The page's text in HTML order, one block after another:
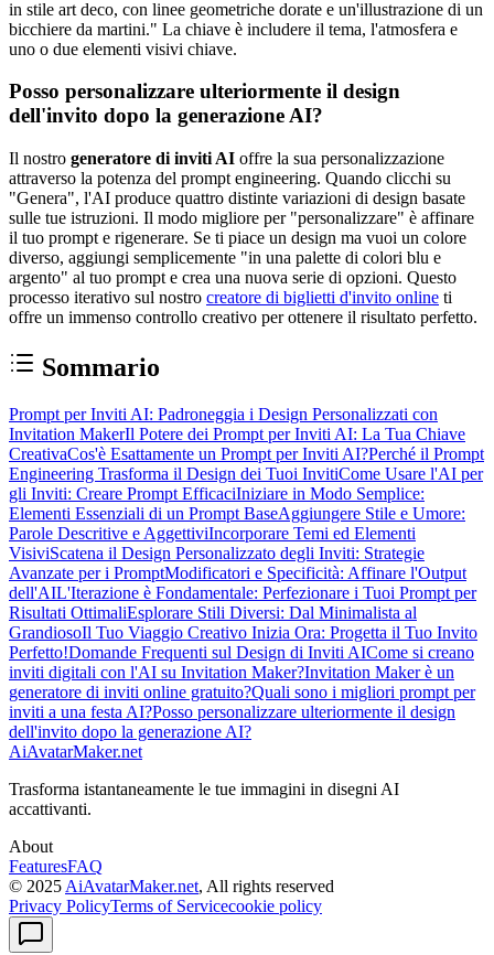
in stile art deco, con linee geometriche dorate e un'illustrazione di un
bicchiere da martini." La chiave è includere il tema, l'atmosfera e
uno o due elementi visivi chiave.
Posso personalizzare ulteriormente il design
dell'invito dopo la generazione AI?
Il nostro generatore di inviti AI offre la sua personalizzazione
attraverso la potenza del prompt engineering. Quando clicchi su
"Genera", l'AI produce quattro distinte variazioni di design basate
sulle tue istruzioni. Il modo migliore per "personalizzare" è affinare
il tuo prompt e rigenerare. Se ti piace un design ma vuoi un colore
diverso, aggiungi semplicemente "in una palette di colori blu e
argento" al tuo prompt e crea una nuova serie di opzioni. Questo
processo iterativo sul nostro creatore di biglietti d'invito online ti
offre un immenso controllo creativo per ottenere il risultato perfetto.
Sommario
Prompt per Inviti AI: Padroneggia i Design Personalizzati con
Invitation MakerIl Potere dei Prompt per Inviti AI: La Tua Chiave
CreativaCos'è Esattamente un Prompt per Inviti AI?Perché il Prompt
Engineering Trasforma il Design dei Tuoi InvitiCome Usare l'AI per
gli Inviti: Creare Prompt EfficaciIniziare in Modo Semplice:
Elementi Essenziali di un Prompt BaseAggiungere Stile e Umore:
Parole Descritive e AggettiviIncorporare Temi ed Elementi
VisiviScatena il Design Personalizzato degli Inviti: Strategie
Avanzate per i PromptModificatori e Specificità: Affinare l'Output
dell'AIL'Iterazione è Fondamentale: Perfezionare i Tuoi Prompt per
Risultati OttimaliEsplorare Stili Diversi: Dal Minimalista al
GrandiosoIl Tuo Viaggio Creativo Inizia Ora: Progetta il Tuo Invito
Perfetto!Domande Frequenti sul Design di Inviti AICome si creano
inviti digitali con l'AI su Invitation Maker?Invitation Maker è un
generatore di inviti online gratuito?Quali sono i migliori prompt per
inviti a una festa AI?Posso personalizzare ulteriormente il design
dell'invito dopo la generazione AI?
AiAvatarMaker.net
Trasforma istantaneamente le tue immagini in disegni AI
accattivanti.
About
FeaturesFAQ
© 2025 AiAvatarMaker.net, All rights reserved
Privacy PolicyTerms of Servicecookie policy